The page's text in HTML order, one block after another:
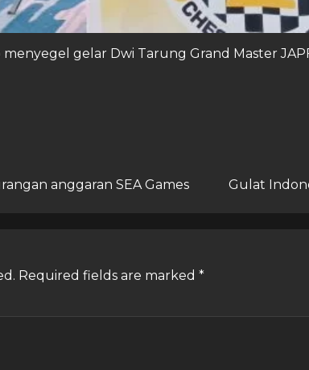
gelar Dwi Tarung Grand Master
anggaran SEA Games
Gulat
Required fields are marked *